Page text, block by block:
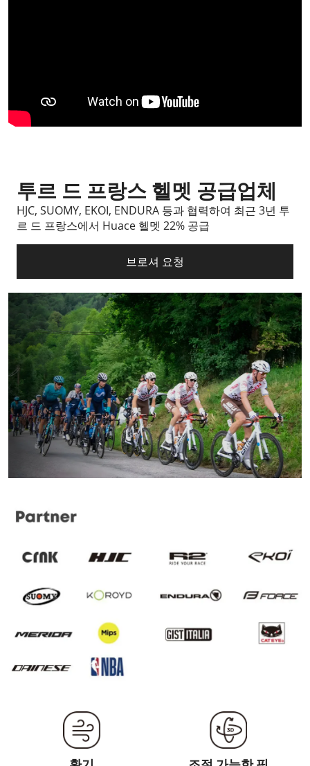
투르 드 프랑스 헬멧 공급업체
HJC, SUOMY, EKOI, ENDURA 등과 협력하여 최근 3년 투
르 드 프랑스에서 Huace 헬멧 22% 공급
브로셔 요청